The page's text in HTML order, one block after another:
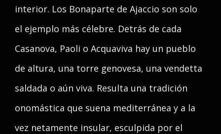
interior. Los Bonaparte de Ajaccio son solo
el ejemplo más célebre. Detrás de cada
Casanova, Paoli o Acquaviva hay un pueblo
de altura, una torre genovesa, una vendetta
saldada o aún viva. Resulta una tradición
onomástica que suena mediterránea y a la
vez netamente insular, esculpida por el